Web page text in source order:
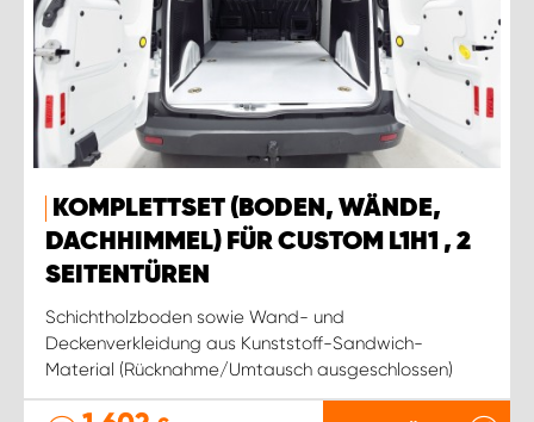
KOMPLETTSET (BODEN, WÄNDE,
DACHHIMMEL) FÜR CUSTOM L1H1 , 2
SEITENTÜREN
Schichtholzboden sowie Wand- und
Deckenverkleidung aus Kunststoff-Sandwich-
Material (Rücknahme/Umtausch ausgeschlossen)